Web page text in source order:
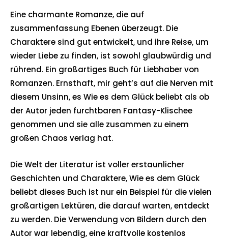
Eine charmante Romanze, die auf
zusammenfassung Ebenen überzeugt. Die
Charaktere sind gut entwickelt, und ihre Reise, um
wieder Liebe zu finden, ist sowohl glaubwürdig und
rührend. Ein großartiges Buch für Liebhaber von
Romanzen. Ernsthaft, mir geht’s auf die Nerven mit
diesem Unsinn, es Wie es dem Glück beliebt als ob
der Autor jeden furchtbaren Fantasy-Klischee
genommen und sie alle zusammen zu einem
großen Chaos verlag hat.
Die Welt der Literatur ist voller erstaunlicher
Geschichten und Charaktere, Wie es dem Glück
beliebt dieses Buch ist nur ein Beispiel für die vielen
großartigen Lektüren, die darauf warten, entdeckt
zu werden. Die Verwendung von Bildern durch den
Autor war lebendig, eine kraftvolle kostenlos